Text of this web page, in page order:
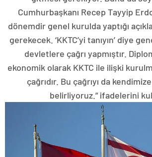
Cumhurbaşkanı Recep Tayyip
dönemdir genel kurulda yaptığı
gerekecek. ‘KKTC’yi tanıyın’ diye
devletlere çağrı yapmıştır.
ekonomik olarak KKTC ile ilişki
çağrıdır. Bu çağrıyı da
belirliyoruz.” ifadelerini